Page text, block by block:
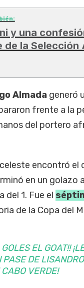
y una
de la Selección
Almadageneró
frente a la
del portero
encontró el
en un golazo
del 1. Fue el
de la Copa del
EL GOAT!!
DE
VERDE!